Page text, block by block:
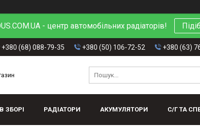
- центр автомобільних радіаторів!
+380 (68) 088-79-35 +380 (50) 106-72-52 +380 (63)
ЗБОРІ РАДІАТОРИ АКУМУЛЯТОРИ С/Г ТА